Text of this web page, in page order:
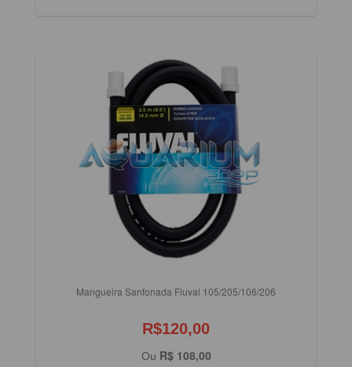
Mangueira Sanfonada Fluval 105/205/106/206
R$120,00
Ou R$ 108,00